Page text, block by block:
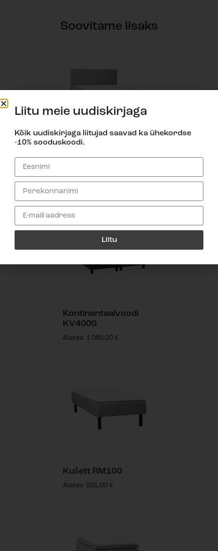
Soovitame lisaks
Kontinentaalvoodi
Alates 841,00€
Kontinentaalvoodi
KV4000
Alates 1 085,00 €
Kušett RM100
Alates 291,00 €
Liitu meie uudiskirjaga
Kõik uudiskirjaga liitujad saavad ka ühekordse
-10% sooduskoodi.
Liitu